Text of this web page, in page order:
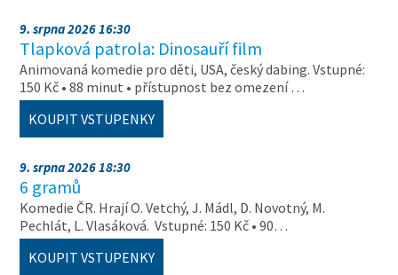
9. srpna 2026 16:30
Tlapková patrola: Dinosauří film
Animovaná komedie pro děti, USA, český dabing. Vstupné:
150 Kč • 88 minut • přístupnost bez omezení …
KOUPIT VSTUPENKY
9. srpna 2026 18:30
6 gramů
Komedie ČR. Hrají O. Vetchý, J. Mádl, D. Novotný, M.
Pechlát, L. Vlasáková. Vstupné: 150 Kč • 90…
KOUPIT VSTUPENKY